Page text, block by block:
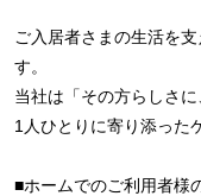
ご入居者さまの生活を
す。
当社は「その方らしさに
1人ひとりに寄り添った
■ホームでのご利用者様